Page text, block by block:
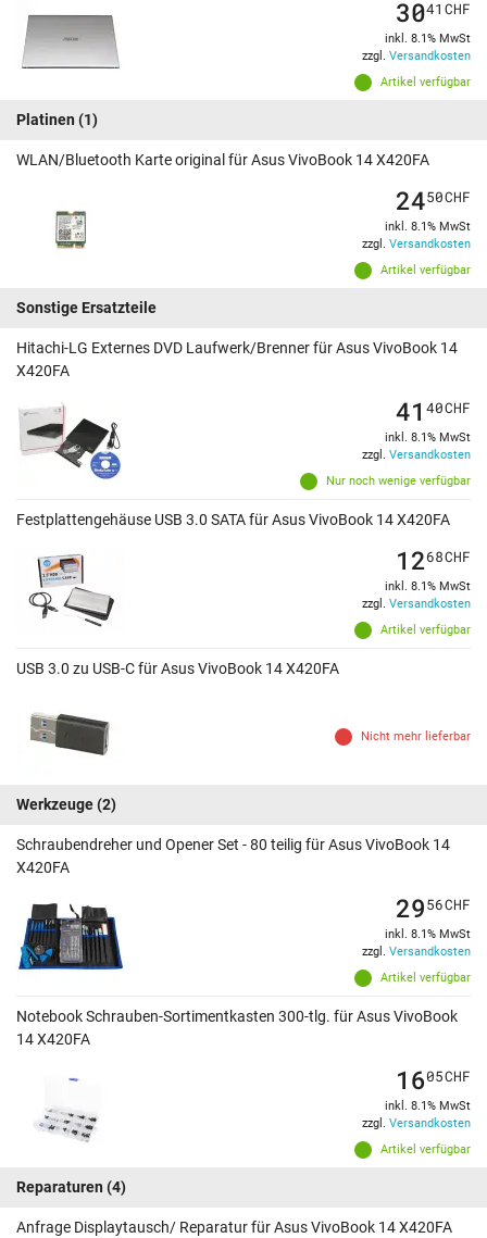
Artikel verfügbar
3041 CHF
inkl. 8.1% MwSt
zzgl. Versandkosten
Platinen (1)
WLAN/Bluetooth Karte original für Asus VivoBook 14 X420FA
Artikel verfügbar
2450CHF
inkl. 8.1% MwSt
zzgl. Versandkosten
Sonstige Ersatzteile
Hitachi-LG Externes DVD Laufwerk/Brenner für Asus VivoBook 14
X420FA
Nur noch wenige verfügbar
41 40CHF
inkl. 8.1% MwSt
zzgl. Versandkosten
Festplattengehäuse USB 3.0 SATA für Asus VivoBook 14 X420FA
Artikel verfügbar
1268CHF
inkl. 8.1% MwSt
zzgl. Versandkosten
USB 3.0 zu USB-C für Asus VivoBook 14 X420FA
Nicht mehr lieferbar
Werkzeuge(2)
Schraubendreher und Opener Set - 80 teilig für Asus VivoBook 14
X420FA
Artikel verfügbar
2956CHF
inkl. 8.1% MwSt
zzgl. Versandkosten
Notebook Schrauben-Sortimentkasten 300-tlg. für Asus VivoBook
14 X420FA
Artikel verfügbar
1605CHF
inkl. 8.1% MwSt
zzgl. Versandkosten
Reparaturen (4)
Anfrage Displaytausch/ Reparatur für Asus VivoBook 14 X420FA